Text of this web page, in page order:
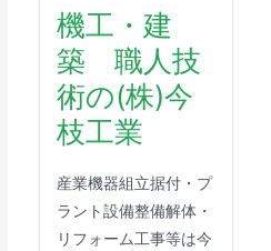
機工・建
築 職人技
術の(株)今
枝工業
産業機器組立据付・プ
ラント設備整備解体・
リフォーム工事等は今